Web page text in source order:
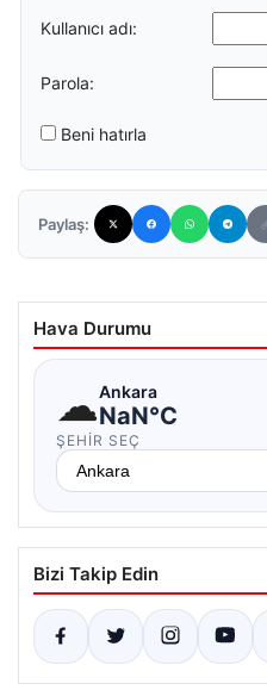
Kullanıcı adı:
Parola:
Beni hatırla
Paylaş:
Hava Durumu
☁Ankara
NaN°C
ŞEHIR SEÇ
Bizi Takip Edin